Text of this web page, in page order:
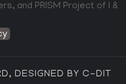
and PRISM Project of I &
DESIGNED BY C-DIT